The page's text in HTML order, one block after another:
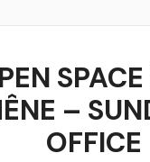
–
OFFICE